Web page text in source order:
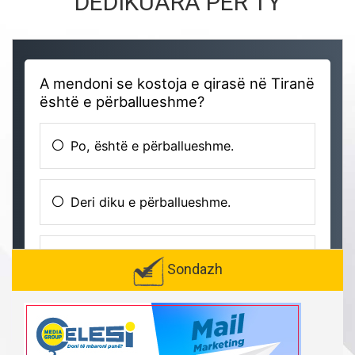
Sondazh